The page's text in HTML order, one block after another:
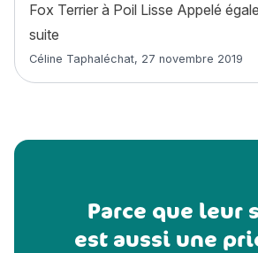
Fox Terrier à Poil Lisse Appelé
suite
Article rédigé par
Céline Taphaléchat, 27 novembre 2019
Parce que leur
est aussi une